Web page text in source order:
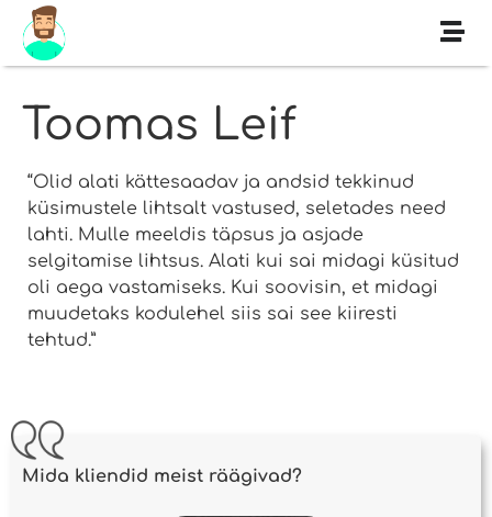
Toomas Leif
“Olid alati kättesaadav ja andsid tekkinud
küsimustele lihtsalt vastused, seletades need
lahti. Mulle meeldis täpsus ja asjade
selgitamise lihtsus. Alati kui sai midagi küsitud
oli aega vastamiseks. Kui soovisin, et midagi
muudetaks kodulehel siis sai see kiiresti
tehtud.”
Mida kliendid meist räägivad?